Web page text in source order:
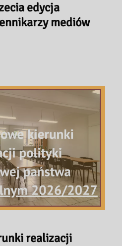
edycja
mediów
realizacji